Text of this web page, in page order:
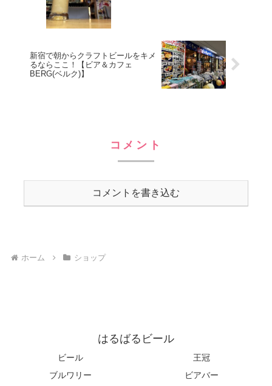
新宿で朝からクラフトビールをキメ
るならここ！【ビア＆カフェ
BERG(ベルク)】
コメント
コメントを書き込む
ホーム ショップ
はるばるビール
ビール
王冠
ブルワリー
ビアバー